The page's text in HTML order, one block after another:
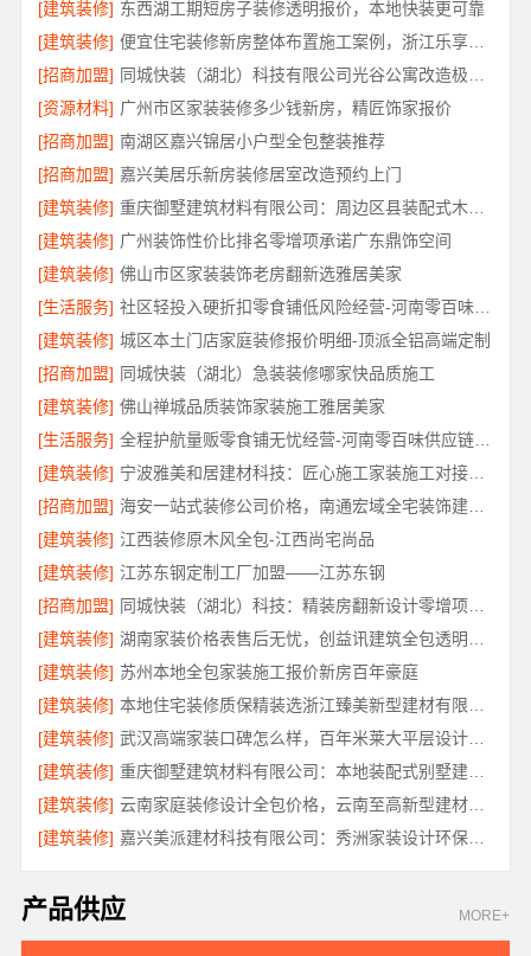
[建筑装修] 东西湖工期短房子装修透明报价，本地快装更可靠
[建筑装修]
便宜住宅装修新房整体布置施工案例，浙江乐享新材料有限公司
[招商加盟]
[资源材料] 广州市区家装装修多少钱新房，精匠饰家报价
[招商加盟] 南湖区嘉兴锦居小户型全包整装推荐
[招商加盟] 嘉兴美居乐新房装修居室改造预约上门
[建筑装修]
[建筑装修] 广州装饰性价比排名零增项承诺广东鼎饰空间
[建筑装修] 佛山市区家装装饰老房翻新选雅居美家
[生活服务]
社区轻投入硬折扣零食铺低风险经营-河南零百味供应链有限公司
[建筑装修] 城区本土门店家庭装修报价明细-顶派全铝高端定制
[招商加盟] 同城快装（湖北）急装装修哪家快品质施工
[建筑装修] 佛山禅城品质装饰家装施工雅居美家
[生活服务]
全程护航量贩零食铺无忧经营-河南零百味供应链有限公司
[建筑装修]
宁波雅美和居建材科技：匠心施工家装施工对接渠道
[招商加盟]
海安一站式装修公司价格，南通宏域全宅装饰建材有限公司
[建筑装修] 江西装修原木风全包-江西尚宅尚品
[建筑装修] 江苏东钢定制工厂加盟——江苏东钢
[招商加盟]
同城快装（湖北）科技：精装房翻新设计零增项更安心
[建筑装修]
[建筑装修] 苏州本地全包家装施工报价新房百年豪庭
[建筑装修]
[建筑装修]
武汉高端家装口碑怎么样，百年米莱大平层设计装修实景
[建筑装修]
重庆御墅建筑材料有限公司：本地装配式别墅建造零增项
[建筑装修]
云南家庭装修设计全包价格，云南至高新型建材有限公司
[建筑装修]
嘉兴美派建材科技有限公司：秀洲家装设计环保材料推荐
产品供应 MORE+